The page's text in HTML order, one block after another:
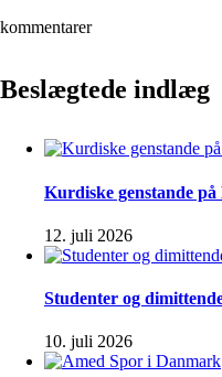
kommentarer
Beslægtede indlæg
Kurdiske genstande
12. juli 2026
Studenter og
10. juli 2026